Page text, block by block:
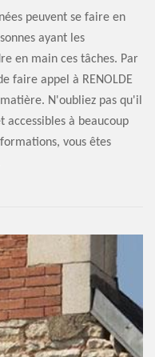
peuvent se faire en
ayant les
en main ces tâches. Par
faire appel à RENOLDE
N'oubliez pas qu'il
accessibles à beaucoup
vous êtes